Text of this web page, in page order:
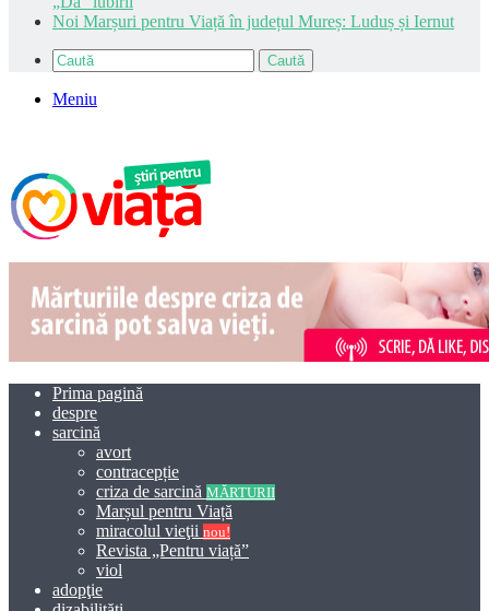
Noi Marșuri pentru Viață în județul Mureș: Luduș și Iernut
Caută
Meniu
Prima pagină
despre
sarcină
avort
contracepție
criza de sarcină MĂRTURII
Marșul pentru Viață
miracolul vieţii nou!
Revista „Pentru viață”
viol
adopţie